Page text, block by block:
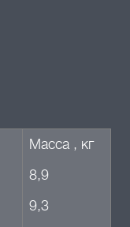
Масса , кг
8,9
9,3